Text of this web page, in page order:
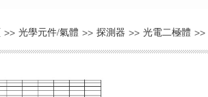
>> 光學元件/氣體 >> 探測器 >> 光電二極體 >>